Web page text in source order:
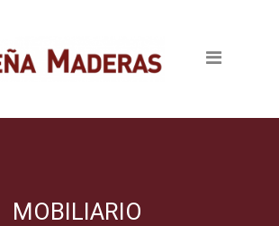
MOBILIARIO